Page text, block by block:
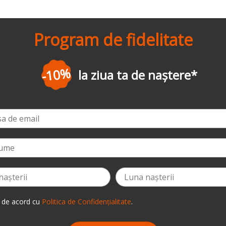
Program de fidelitate
-10% la ziua ta de naștere*
acord cu Politica de Confidențialitate.